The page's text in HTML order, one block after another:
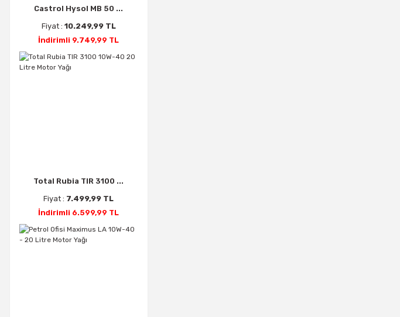
Castrol Hysol MB 50 ...
Fiyat : 10.249,99 TL
İndirimli 9.749,99 TL
Total Rubia TIR 3100 ...
Fiyat : 7.499,99 TL
İndirimli 6.599,99 TL